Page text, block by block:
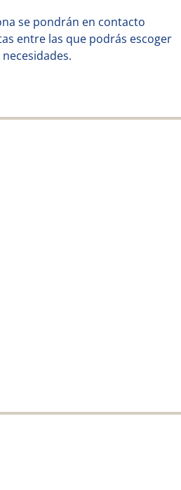
se pondrán en contacto
entre las que podrás escoger